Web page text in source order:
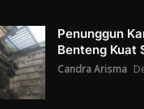
Penunggun
Benteng Kuat
Candra Arisma